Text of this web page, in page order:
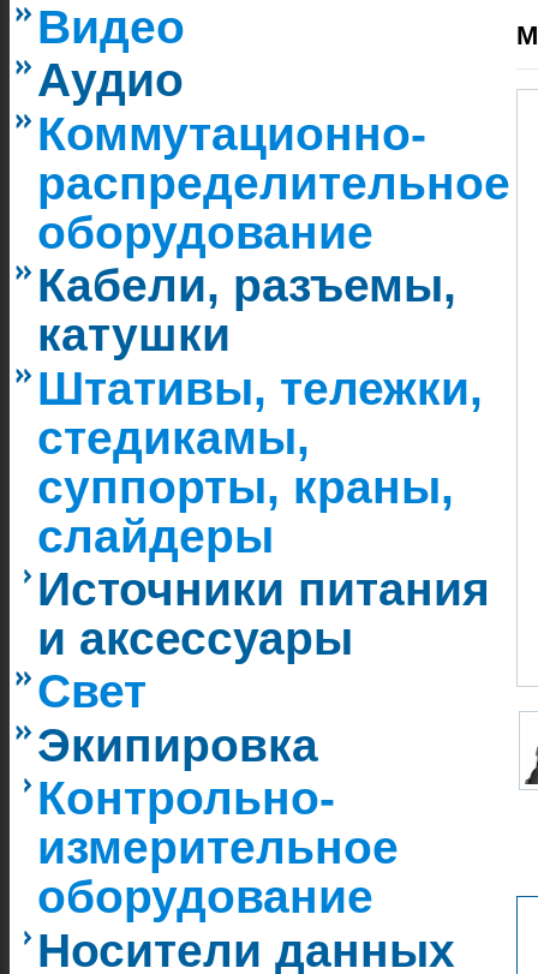
Видео
Аудио
Коммутационно-
распределительное
оборудование
Кабели, разъемы,
катушки
Штативы, тележки,
стедикамы,
суппорты, краны,
слайдеры
Источники питания
и аксессуары
Свет
Экипировка
Контрольно-
измерительное
оборудование
Носители данных